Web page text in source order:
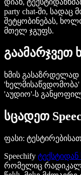
დიახ,
party chat-ში, სადაც
შეტყობინებას,
მთელ ჯგუფს.
გაამარჯვეთ
ხმის
'ხელმისაწვდომობა'
'აუდიო'-ს
სცადეთ
ფასი:
Speechify ტექსტიდან
რომელიც